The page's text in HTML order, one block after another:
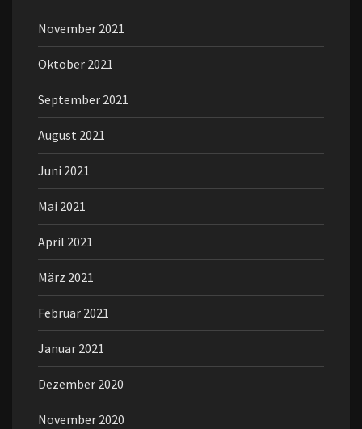
November 2021
Oktober 2021
September 2021
August 2021
Juni 2021
Mai 2021
April 2021
März 2021
Februar 2021
Januar 2021
Dezember 2020
November 2020